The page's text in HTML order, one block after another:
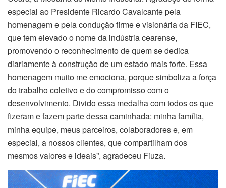
especial ao Presidente Ricardo Cavalcante pela
homenagem e pela condução firme e visionária da FIEC,
que tem elevado o nome da indústria cearense,
promovendo o reconhecimento de quem se dedica
diariamente à construção de um estado mais forte. Essa
homenagem muito me emociona, porque simboliza a força
do trabalho coletivo e do compromisso com o
desenvolvimento. Divido essa medalha com todos os que
fizeram e fazem parte dessa caminhada: minha família,
minha equipe, meus parceiros, colaboradores e, em
especial, a nossos clientes, que compartilham dos
mesmos valores e ideais”, agradeceu Fiuza.